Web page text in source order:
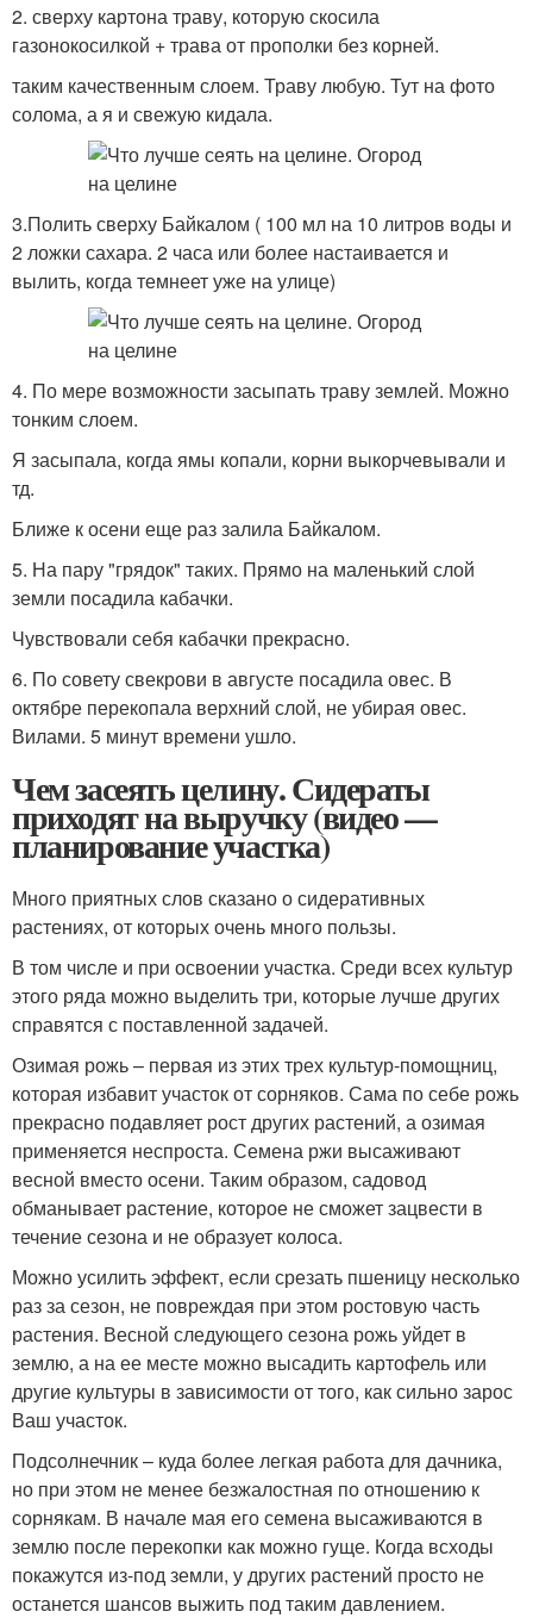
2. сверху картона траву, которую скосила
газонокосилкой + трава от прополки без корней.
таким качественным слоем. Траву любую. Тут на фото
солома, а я и свежую кидала.
3.Полить сверху Байкалом ( 100 мл на 10 литров воды и
2 ложки сахара. 2 часа или более настаивается и
вылить, когда темнеет уже на улице)
4. По мере возможности засыпать траву землей. Можно
тонким слоем.
Я засыпала, когда ямы копали, корни выкорчевывали и
тд.
Ближе к осени еще раз залила Байкалом.
5. На пару "грядок" таких. Прямо на маленький слой
земли посадила кабачки.
Чувствовали себя кабачки прекрасно.
6. По совету свекрови в августе посадила овес. В
октябре перекопала верхний слой, не убирая овес.
Вилами. 5 минут времени ушло.
Чем засеять целину. Сидераты
приходят на выручку (видео —
планирование участка)
Много приятных слов сказано о сидеративных
растениях, от которых очень много пользы.
В том числе и при освоении участка. Среди всех культур
этого ряда можно выделить три, которые лучше других
справятся с поставленной задачей.
Озимая рожь – первая из этих трех культур-помощниц,
которая избавит участок от сорняков. Сама по себе рожь
прекрасно подавляет рост других растений, а озимая
применяется неспроста. Семена ржи высаживают
весной вместо осени. Таким образом, садовод
обманывает растение, которое не сможет зацвести в
течение сезона и не образует колоса.
Можно усилить эффект, если срезать пшеницу несколько
раз за сезон, не повреждая при этом ростовую часть
растения. Весной следующего сезона рожь уйдет в
землю, а на ее месте можно высадить картофель или
другие культуры в зависимости от того, как сильно зарос
Ваш участок.
Подсолнечник – куда более легкая работа для дачника,
но при этом не менее безжалостная по отношению к
сорнякам. В начале мая его семена высаживаются в
землю после перекопки как можно гуще. Когда всходы
покажутся из-под земли, у других растений просто не
останется шансов выжить под таким давлением.